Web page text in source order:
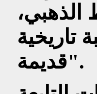
الذهبي،
تاريخية
قديمة".